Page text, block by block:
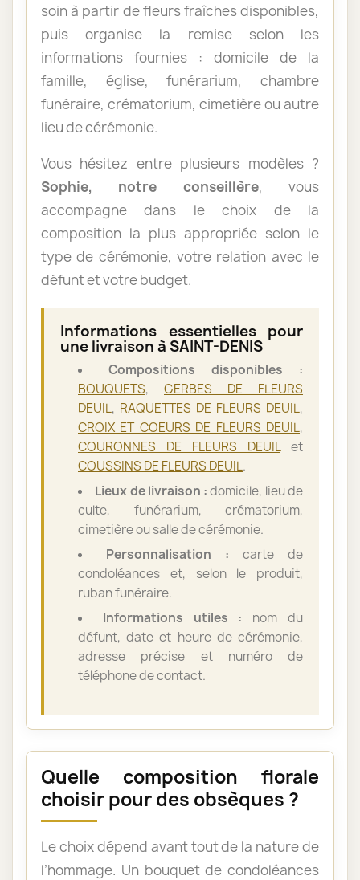
soin à partir de fleurs fraîches disponibles,
puis organise la remise selon les
informations fournies : domicile de la
famille, église, funérarium, chambre
funéraire, crématorium, cimetière ou autre
lieu de cérémonie.
Vous hésitez entre plusieurs modèles ?
Sophie, notre conseillère, vous
accompagne dans le choix de la
composition la plus appropriée selon le
type de cérémonie, votre relation avec le
défunt et votre budget.
Informations essentielles pour
une livraison à SAINT-DENIS
Compositions disponibles :
BOUQUETS, GERBES DE FLEURS
DEUIL, RAQUETTES DE FLEURS DEUIL,
CROIX ET COEURS DE FLEURS DEUIL,
COURONNES DE FLEURS DEUILet
COUSSINS DE FLEURS DEUIL.
Lieux de livraison :domicile, lieu de
culte, funérarium, crématorium,
cimetière ou salle de cérémonie.
Personnalisation : carte de
condoléances et, selon le produit,
ruban funéraire.
Informations utiles : nom du
défunt, date et heure de cérémonie,
adresse précise et numéro de
téléphone de contact.
Quelle composition florale
choisir pour des obsèques ?
Le choix dépend avant tout de la nature de
l’hommage. Un bouquet de condoléances